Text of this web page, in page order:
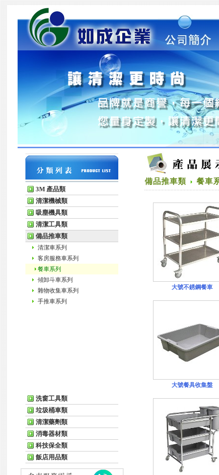
3M 產品類
清潔機械類
吸塵機具類
清潔工具類
備品推車類
清潔車系列
客房服務車系列
餐車系列
傾卸斗車系列
雜物收集車系列
手推車系列
洗窗工具類
垃圾桶車類
清潔藥劑類
消毒器材類
科技保全類
飯店用品類
備品推車類 餐車
大號不銹鋼餐車
大號餐具收集盤